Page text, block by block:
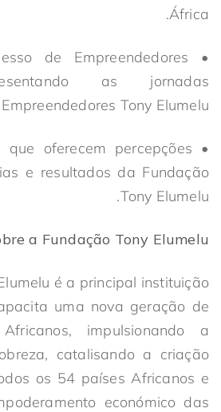
África.
de Empreendedores
as jornadas
Tony Elumelu.
que oferecem percepções
e resultados da Fundação
Tony Elumelu.
a Fundação Tony Elumelu:
é a principal instituição
uma nova geração de
Africanos, impulsionando a
catalisando a criação
os 54 países Africanos e
económico das